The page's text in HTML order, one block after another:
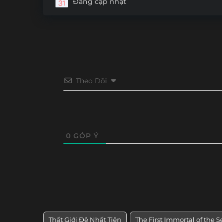
Tập 24
Theo Dõi
0 GÓP Ý
Thất Giới Đệ Nhất Tiên The First Immortal of the